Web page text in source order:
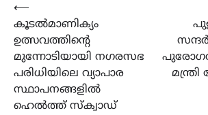
Post
navigation
⟵
കൂടൽമാണിക്യം
ഉത്സവത്തിന്റെ
മുന്നോടിയായി നഗരസഭ
പരിധിയിലെ വ്യാപാര
സ്ഥാപനങ്ങളിൽ
ഹെൽത്ത് സ്‌ക്വാഡ്